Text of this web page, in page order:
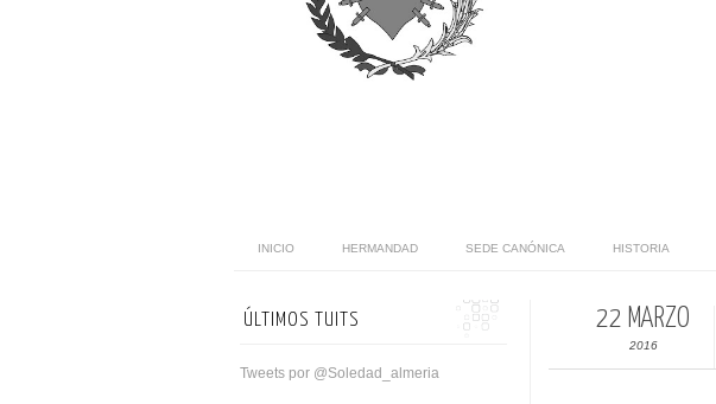
INICIO HERMANDAD SEDE CANÓNICA HISTORIA
22 MARZO
2016
ÚLTIMOS TUITS
Tweets por @Soledad_almeria